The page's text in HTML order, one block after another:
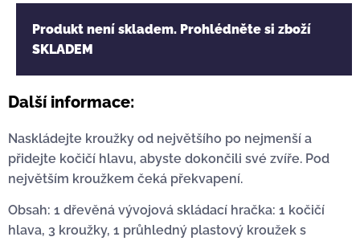
Produkt není skladem. Prohlédněte si zboží
SKLADEM
Další informace:
Naskládejte kroužky od největšího po nejmenší a
přidejte kočičí hlavu, abyste dokončili své zvíře. Pod
největším kroužkem čeká překvapení.
Obsah: 1 dřevěná vývojová skládací hračka: 1 kočičí
hlava, 3 kroužky, 1 průhledný plastový kroužek s